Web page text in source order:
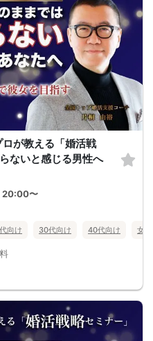
ロが教える「婚活戦
ないと感じる男性へ
20:00〜
向け 30代向け 40代向け 女